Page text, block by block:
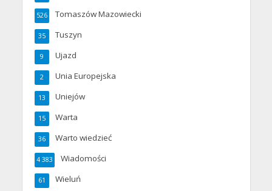
Tomaszów Mazowiecki
526
Tuszyn
35
Ujazd
9
Unia Europejska
2
Uniejów
13
Warta
15
Warto wiedzieć
36
Wiadomości
4 383
Wieluń
61